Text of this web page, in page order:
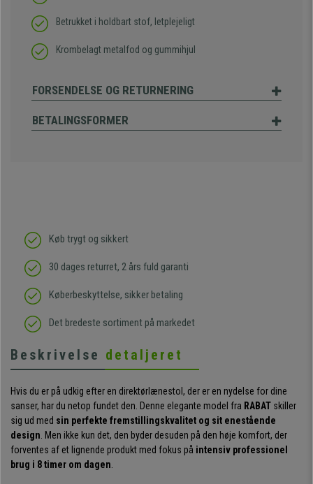
Betrukket i holdbart stof, letplejeligt
Krombelagt metalfod og gummihjul
FORSENDELSE OG RETURNERING
BETALINGSFORMER
Køb trygt og sikkert
30 dages returret, 2 års fuld garanti
Køberbeskyttelse, sikker betaling
Det bredeste sortiment på markedet
Beskrivelse detaljeret
Hvis du er på udkig efter en direktørlænestol, der er en nydelse for dine
sanser, har du netop fundet den. Denne elegante model fra RABAT skiller
sig ud med sin perfekte fremstillingskvalitet og sit enestående
design . Men ikke kun det, den byder desuden på den høje komfort, der
forventes af et lignende produkt med fokus på intensiv professionel
brug i 8 timer om dagen